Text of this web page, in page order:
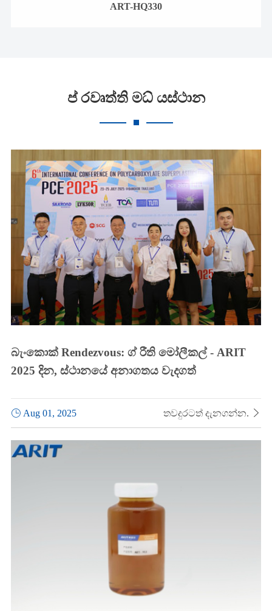
ART-HQ330
ප් රවෘත්ති මධ් යස්ථාන
බැංකොක් Rendezvous: ග් රීති මෝලීකල් - ARIT
2025 දින, ස්ථානයේ අනාගතය වැදගත්
Aug 01, 2025 තවදුරටත් දැනගන්න. 